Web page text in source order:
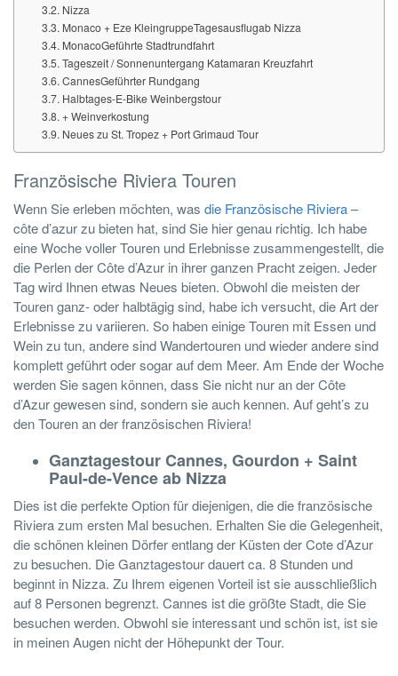
Nizza
Monaco + Eze KleingruppeTagesausflugab Nizza
MonacoGeführte Stadtrundfahrt
Tageszeit / Sonnenuntergang Katamaran Kreuzfahrt
CannesGeführter Rundgang
Halbtages-E-Bike Weinbergstour
+ Weinverkostung
Neues zu St. Tropez + Port Grimaud Tour
Französische Riviera Touren
Wenn Sie erleben möchten, was die Französische Riviera–
côte d’azurzu bieten hat, sind Sie hier genau richtig. Ich habe
eine Woche voller Touren und Erlebnisse zusammengestellt, die
die Perlen der Côte d’Azur in ihrer ganzen Pracht zeigen. Jeder
Tag wird Ihnen etwas Neues bieten. Obwohl die meisten der
Touren ganz- oder halbtägig sind, habe ich versucht, die Art der
Erlebnisse zu variieren. So haben einige Touren mit Essen und
Wein zu tun, andere sind Wandertouren und wieder andere sind
komplett geführt oder sogar auf dem Meer. Am Ende der Woche
werden Sie sagen können, dass Sie nicht nur an der Côte
d’Azur gewesen sind, sondern sie auch kennen. Auf geht’s zu
den Touren an der französischen Riviera!
Ganztagestour Cannes, Gourdon + Saint
Paul-de-Vence ab Nizza
Dies ist die perfekte Option für diejenigen, die die französische
Riviera zum ersten Mal besuchen. Erhalten Sie die Gelegenheit,
die schönen kleinen Dörfer entlang der Küsten der Cote d’Azur
zu besuchen. Die Ganztagestour dauert ca. 8 Stunden und
beginnt in Nizza. Zu Ihrem eigenen Vorteil ist sie ausschließlich
auf 8 Personen begrenzt. Cannes ist die größte Stadt, die Sie
besuchen werden. Obwohl sie interessant und schön ist, ist sie
in meinen Augen nicht der Höhepunkt der Tour.